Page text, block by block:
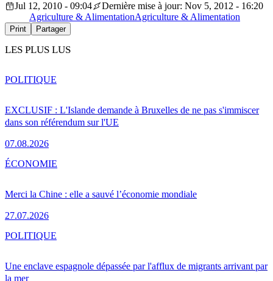
Jul 12, 2010 - 09:04
Dernière mise à jour: Nov 5, 2012 - 16:20
Agriculture & AlimentationAgriculture & Alimentation
Print Partager
LES PLUS LUS
EXCLUSIF : L'Islande demande à Bruxelles de ne pas s'immiscer
dans son référendum sur l'UE
07.08.2026
POLITIQUE
Merci la Chine : elle a sauvé l’économie mondiale
27.07.2026
ÉCONOMIE
Une enclave espagnole dépassée par l'afflux de migrants arrivant par
la mer
POLITIQUE